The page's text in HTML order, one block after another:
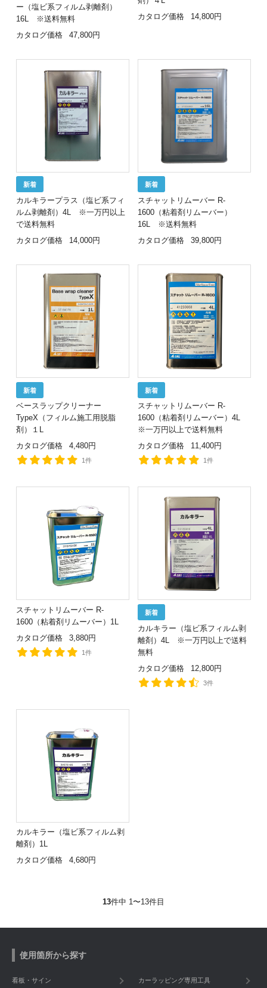
ー（塩ビ系フィルム剥離剤）
16L ※送料無料
カタログ価格
47,800円
カタログ価格
14,800円
カルキラープラス（塩ビ系フィ
ルム剥離剤）4L ※一万円以上
で送料無料
カタログ価格
14,000円
スチャットリムーバー R-
1600（粘着剤リムーバー）
16L ※送料無料
カタログ価格
39,800円
ベースラップクリーナー
TypeX（フィルム施工用脱脂
剤）１L
カタログ価格
4,480円
1件
スチャットリムーバー R-
1600（粘着剤リムーバー）4L
※一万円以上で送料無料
カタログ価格
11,400円
1件
スチャットリムーバー R-
1600（粘着剤リムーバー）1L
カタログ価格
3,880円
1件
カルキラー（塩ビ系フィルム剥
離剤）4L ※一万円以上で送料
無料
カタログ価格
12,800円
3件
カルキラー（塩ビ系フィルム剥
離剤）1L
カタログ価格
4,680円
13件中 1〜13件目
使用箇所から探す
看板・サイン カーラッピング専用工具